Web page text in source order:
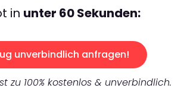
in unter 60 Sekunden:
unverbindlich anfragen!
zu 100% kostenlos & unverbindlich.